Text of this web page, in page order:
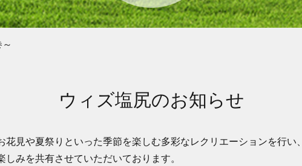
ウィズ塩尻のお知らせ
花見や夏祭りといった季節を楽しむ多彩なレクリエーションを行い、
しみを共有させていただいております。